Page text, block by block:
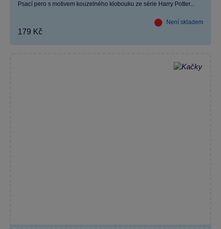
Psací pero s motivem kouzelného klobouku ze série Harry Potter...
Není skladem
179 Kč